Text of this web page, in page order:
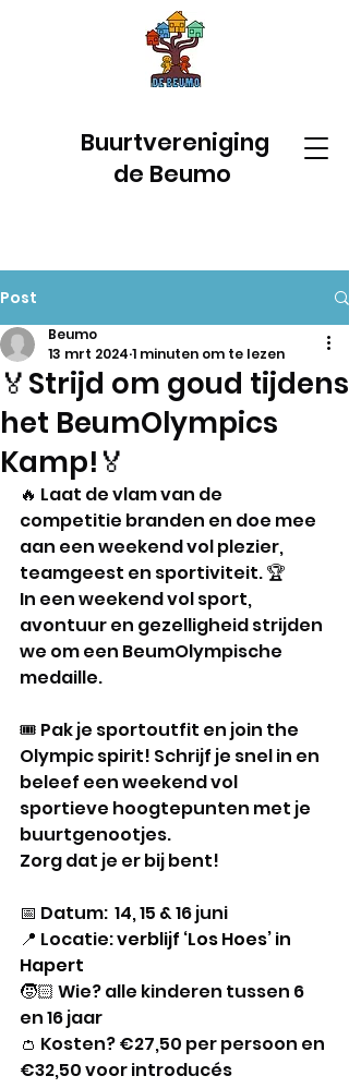
Buurtvereniging
de Beumo
Post
🏅Strijd om goud tijdens
het BeumOlympics
Kamp!🏅
Beumo
13 mrt 2024 1 minuten om te lezen
🔥 Laat de vlam van de
competitie branden en doe mee
aan een weekend vol plezier,
teamgeest en sportiviteit. 🏆
In een weekend vol sport,
avontuur en gezelligheid strijden
we om een BeumOlympische
medaille.
🎟️ Pak je sportoutfit en join the
Olympic spirit! Schrijf je snel in en
beleef een weekend vol
sportieve hoogtepunten met je
buurtgenootjes.
Zorg dat je er bij bent!
📅 Datum:  14, 15 & 16 juni
📍 Locatie: verblijf ‘Los Hoes’ in
Hapert
🧒🏻 Wie? alle kinderen tussen 6
en 16 jaar
👛 Kosten? €27,50 per persoon en
€32,50 voor introducés